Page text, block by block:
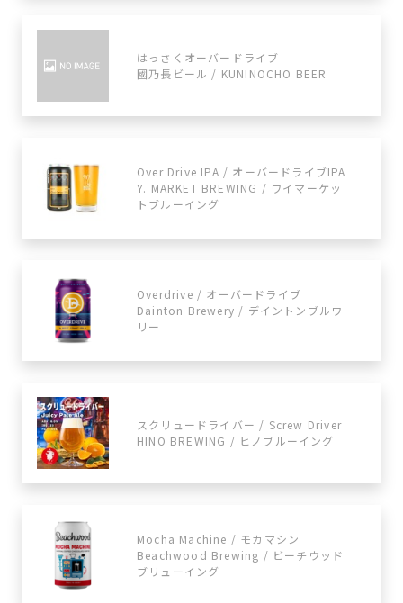
はっさくオーバードライブ
國乃長ビール / KUNINOCHO BEER
Over Drive IPA / オーバードライブIPA
Y. MARKET BREWING / ワイマーケッ
トブルーイング
Overdrive / オーバードライブ
Dainton Brewery / デイントンブルワ
リー
スクリュードライバー / Screw Driver
HINO BREWING / ヒノブルーイング
Mocha Machine / モカマシン
Beachwood Brewing / ビーチウッド
ブリューイング